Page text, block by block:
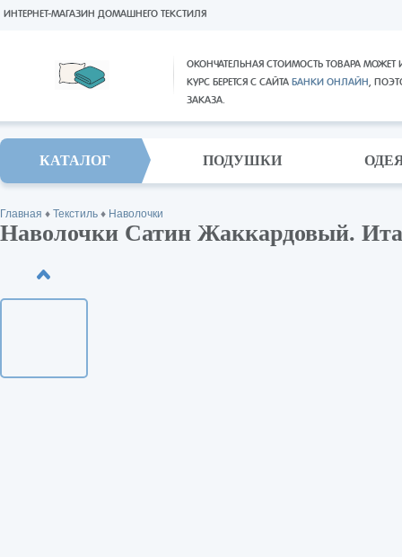
ОКОНЧАТЕЛЬНАЯ СТОИМОСТЬ ТОВАРА
КУРС БЕРЕТСЯ С САЙТА БАНКИ ОНЛАЙН,
ЗАКАЗА.
ИНТЕРНЕТ-МАГАЗИН ДОМАШНЕГО ТЕКСТИЛЯ
КАТАЛОГ ПОДУШКИ
Главная ♦ Текстиль ♦ Наволочки
Наволочки Сатин Жаккардовый.